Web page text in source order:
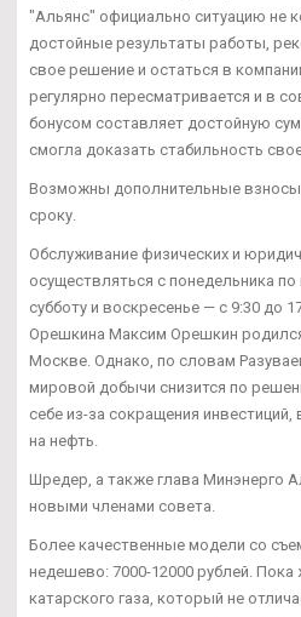
"Альянс" официально ситуацию не
достойные результаты работы,
свое решение и остаться в
регулярно пересматривается и в
бонусом составляет достойную
смогла доказать стабильность
Возможны дополнительные взносы
сроку.
Обслуживание физических и
осуществляться с понедельника по
субботу и воскресенье — с 9:30 до
Орешкина Максим Орешкин
Москве. Однако, по словам
мировой добычи снизится по
себе из-за сокращения
на нефть.
Шредер, а также глава Минэнерго
новыми членами совета.
Более качественные модели со
недешево: 7000-12000 рублей.
катарского газа, который не